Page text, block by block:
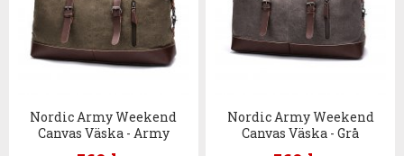
Nordic Army Weekend
Canvas Väska - Army
Nordic Army Weekend
Canvas Väska - Grå